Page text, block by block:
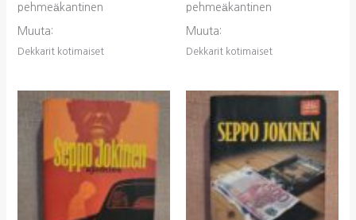
pehmeäkantinen
Muuta:
Dekkarit kotimaiset
pehmeäkantinen
Muuta:
Dekkarit kotimaiset